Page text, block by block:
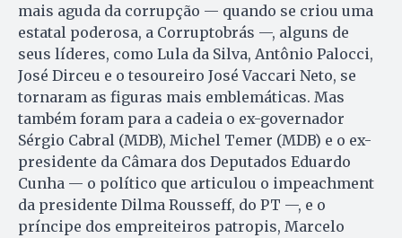
mais aguda da corrupção — quando se criou uma
estatal poderosa, a Corruptobrás —, alguns de
seus líderes, como Lula da Silva, Antônio Palocci,
José Dirceu e o tesoureiro José Vaccari Neto, se
tornaram as figuras mais emblemáticas. Mas
também foram para a cadeia o ex-governador
Sérgio Cabral (MDB), Michel Temer (MDB) e o ex-
presidente da Câmara dos Deputados Eduardo
Cunha — o político que articulou o impeachment
da presidente Dilma Rousseff, do PT —, e o
príncipe dos empreiteiros patropis, Marcelo